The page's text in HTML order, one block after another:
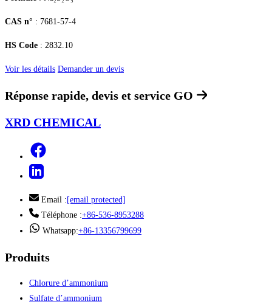
CAS n° : 7681-57-4
HS Code : 2832.10
Voir les détails Demander un devis
Réponse rapide, devis et service GO
XRD CHEMICAL
Email : [email protected]
Téléphone :+86-536-8953288
Whatsapp:+86-13356799699
Produits
Chlorure d’ammonium
Sulfate d’ammonium